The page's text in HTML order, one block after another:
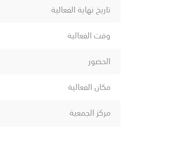
تاريخ نهاية الفعالية
وقت الفعالية
الحضور
مكان الفعالية
مركز الجمعية